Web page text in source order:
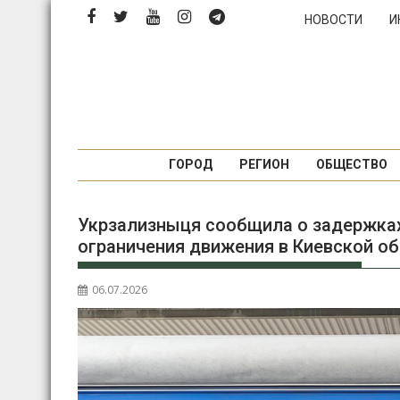
Перейти
НОВОСТИ
ГОРОД РЕГИОН ОБЩЕСТВО
Укрзализныця сообщила о
ограничения движения в Киевской
06.07.2026